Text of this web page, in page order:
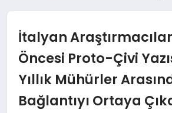
GÜNDEM
MAGAZIN
EĞITIM
İtalyan Araştırmacılar
Öncesi Proto-Çivi
Yıllık Mühürler
Bağlantıyı Ortaya